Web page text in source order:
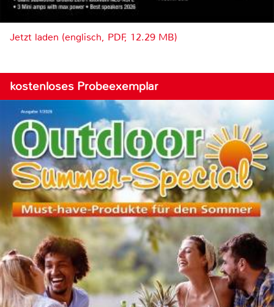
Jetzt laden (englisch, PDF, 12.29 MB)
kostenloses Probeexemplar